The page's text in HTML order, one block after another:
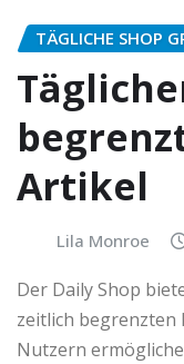
TÄGLICHE SHOP
Artikel
Lila Monroe
Der Daily Shop
zeitlich begrenzten
Nutzern